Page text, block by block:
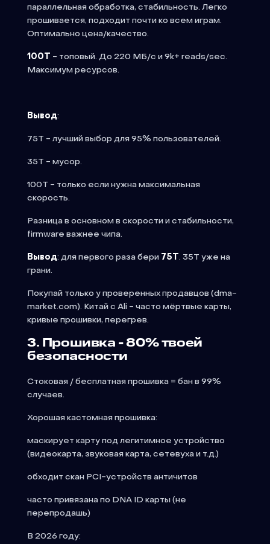
параллельная обработка, стабильность. Легко
прошивается, подходит почти ко всем играм.
Оптимально цена/качество.
100T - топовый. До 220 МБ/с и 9k+ reads/sec.
Максимум ресурсов.
Вывод:
75T - лучший выбор для 95% пользователей.
35T - мусор.
100T - только если нужна максимальная
скорость.
Разница в основном в скорости и стабильности,
firmware важнее чипа.
Вывод: для первого раза бери 75T. 35T уже на
грани.
Покупай только у проверенных продавцов (dma-
market.com). Китай с Ali - часто мёртвые карты,
кривые прошивки, перегрев.
3. Прошивка - 80% твоей
безопасности
Стоковая / бесплатная прошивка = бан в 99%
случаев.
Хорошая кастомная прошивка:
маскирует карту под легитимное устройство
(видеокарта, звуковая карта, сетевуха и т.д.)
обходит скан PCI-устройств античитов
часто привязана по DNA ID карты (не
перепродашь)
В 2026 году: